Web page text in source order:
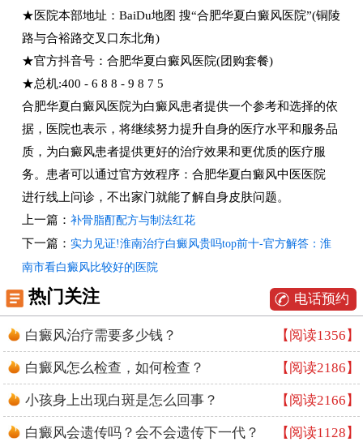
★医院本部地址：BaiDu地图 搜“合肥华夏白癜风医院”(铜陵
路与合裕路交叉口东北角)
★官方抖音号：合肥华夏白癜风医院(团购套餐)
★总机:400 - 6 8 8 - 9 8 7 5
合肥华夏白癜风医院为白癜风患者提供一个参考和选择的依
据，医院也表示，将继续努力提升自身的医疗水平和服务品
质，为白癜风患者提供更好的治疗效果和更优质的医疗服
务。患者可以通过官方效程序：合肥华夏白癜风中医医院
进行线上问诊，不出家门就能了解自身皮肤问题。
上一篇：补骨脂酊配方与制法红花
下一篇：实力见证!淮南治疗白癜风贵吗top前十-官方解答：淮
南市看白癜风比较好的医院
热门关注 电话预约
白癜风治疗需要多少钱？ 【阅读1356】
白癜风怎么检查，如何检查？ 【阅读2186】
小孩身上出现白斑是怎么回事？ 【阅读2166】
白癜风会遗传吗？会不会遗传下一代？ 【阅读1128】